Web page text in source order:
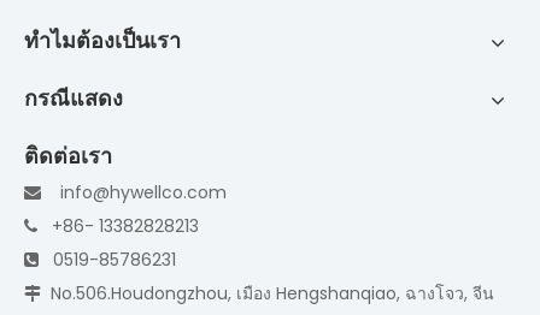
ทำไมต้องเป็นเรา
กรณีแสดง
ติดต่อเรา
 info@hywellco.com
 +86- 13382828213
 0519-85786231
 No.506.Houdongzhou, เมือง Hengshanqiao, ฉางโจว, จีน